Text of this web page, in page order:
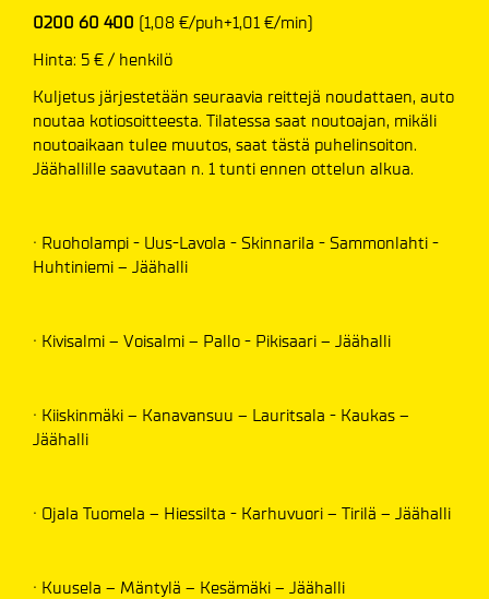
0200 60 400 (1,08 €/puh+1,01 €/min)
Hinta: 5 € / henkilö
Kuljetus järjestetään seuraavia reittejä noudattaen, auto
noutaa kotiosoitteesta. Tilatessa saat noutoajan, mikäli
noutoaikaan tulee muutos, saat tästä puhelinsoiton.
Jäähallille saavutaan n. 1 tunti ennen ottelun alkua.
· Ruoholampi - Uus-Lavola - Skinnarila - Sammonlahti -
Huhtiniemi – Jäähalli
· Kivisalmi – Voisalmi – Pallo - Pikisaari – Jäähalli
· Kiiskinmäki – Kanavansuu – Lauritsala - Kaukas –
Jäähalli
· Ojala Tuomela – Hiessilta - ­­­Karhuvuori – Tirilä – Jäähalli
· Kuusela – Mäntylä – Kesämäki – Jäähalli­­